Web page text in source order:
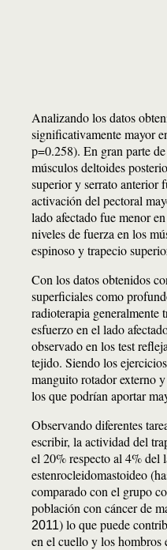
Analizando los datos
significativamente mayor
p=0.258). En gran parte
músculos deltoides
superior y serrato anterior
activación del pectoral
lado afectado fue menor
niveles de fuerza en los
espinoso y trapecio
Con los datos obtenidos
superficiales como
radioterapia generalmente
esfuerzo en el lado
observado en los test
tejido. Siendo los
manguito rotador externo
los que podrían aportar
Observando diferentes
escribir, la actividad del
el 20% respecto al 4% del
estenrocleidomastoideo
comparado con el grupo
población con cáncer de
2011) lo que puede
en el cuello y los hombros